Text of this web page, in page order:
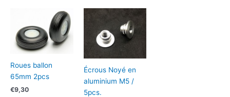
Roues ballon
65mm 2pcs
€9,30
Écrous Noyé en
aluminium M5 /
5pcs.